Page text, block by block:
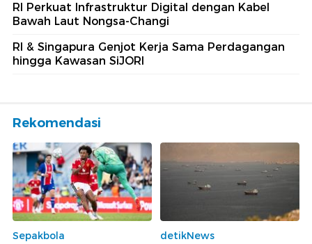
RI Perkuat Infrastruktur Digital dengan Kabel
Bawah Laut Nongsa-Changi
RI & Singapura Genjot Kerja Sama Perdagangan
hingga Kawasan SiJORI
Rekomendasi
Sepakbola
detikNews